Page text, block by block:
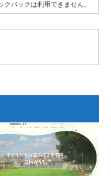
クバックは利用できません。